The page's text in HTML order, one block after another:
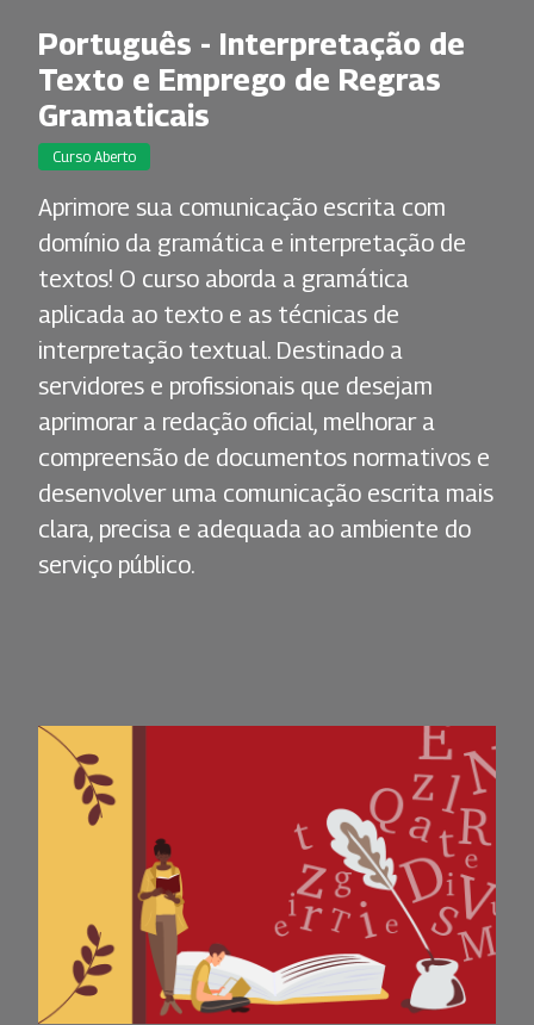
Português - Interpretação de
Texto e Emprego de Regras
Gramaticais
Curso Aberto
Aprimore sua comunicação escrita com
domínio da gramática e interpretação de
textos! O curso aborda a gramática
aplicada ao texto e as técnicas de
interpretação textual. Destinado a
servidores e profissionais que desejam
aprimorar a redação oficial, melhorar a
compreensão de documentos normativos e
desenvolver uma comunicação escrita mais
clara, precisa e adequada ao ambiente do
serviço público.